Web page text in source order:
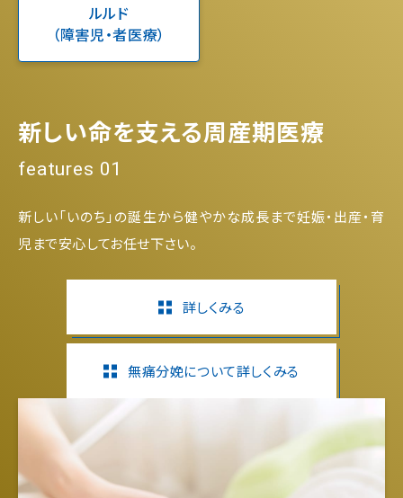
ルルド
（障害児・者医療）
新しい命を支える周産期医療
features 01
新しい「いのち」の誕生から健やかな成長まで妊娠・出産・育
児まで安心してお任せ下さい。
詳しくみる
無痛分娩について詳しくみる